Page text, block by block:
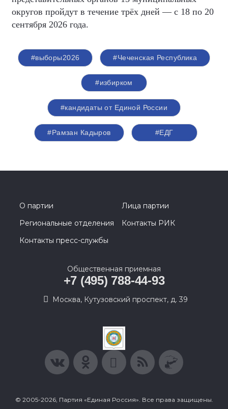
округов пройдут в течение трёх дней — с 18 по 20
сентября 2026 года.
#выборы2026 #Чеченская Республика
#избирком
#кандидаты от Единой России
#Рамзан Кадыров #ЕДГ
О партии
Лица партии
Региональные отделения
Контакты РИК
Контакты пресс-службы
Общественная приемная
+7 (495) 788-44-93
Москва, Кутузовский проспект, д. 39
© 2005-2026, Партия «Единая Россия». Все права защищены.